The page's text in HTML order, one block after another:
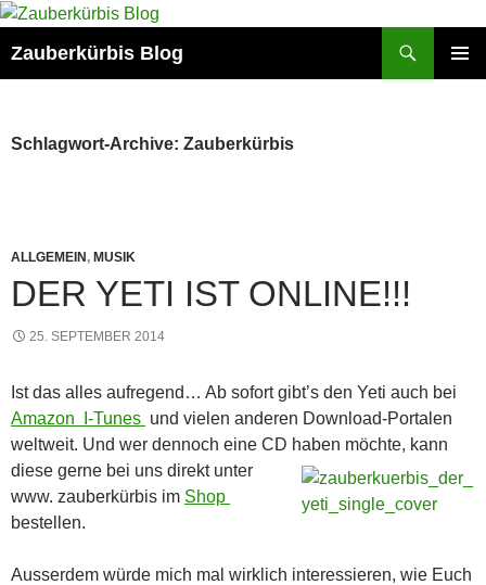
Zauberkürbis Blog
Schlagwort-Archive: Zauberkürbis
ALLGEMEIN, MUSIK
DER YETI IST ONLINE!!!
25. SEPTEMBER 2014
Ist das alles aufregend… Ab sofort gibt’s den Yeti auch bei
Amazon
I-Tunes und vielen anderen Download-Portalen
weltweit. Und wer dennoch eine CD haben möchte, kann
diese gerne bei uns direkt unter
www. zauberkürbis im Shop
bestellen.
Ausserdem würde mich mal wirklich interessieren, wie Euch